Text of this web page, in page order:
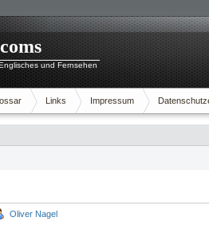
und Fernsehen
Links Impressum
Oliver Nagel